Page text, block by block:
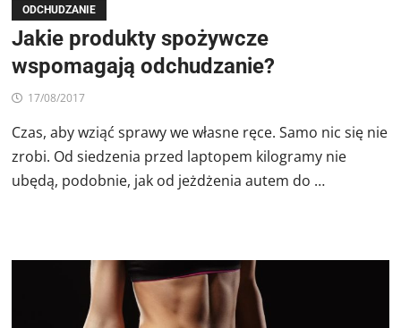
ODCHUDZANIE
Jakie produkty spożywcze
wspomagają odchudzanie?
17/08/2017
Czas, aby wziąć sprawy we własne ręce. Samo nic się nie
zrobi. Od siedzenia przed laptopem kilogramy nie
ubędą, podobnie, jak od jeżdżenia autem do …